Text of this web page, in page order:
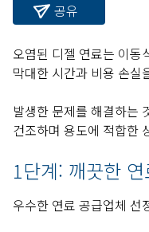
공유
오염된 디젤 연료는 이동
막대한 시간과 비용 손실
발생한 문제를 해결하는
건조하며 용도에 적합한
1단계: 깨끗한
우수한 연료 공급업체 선